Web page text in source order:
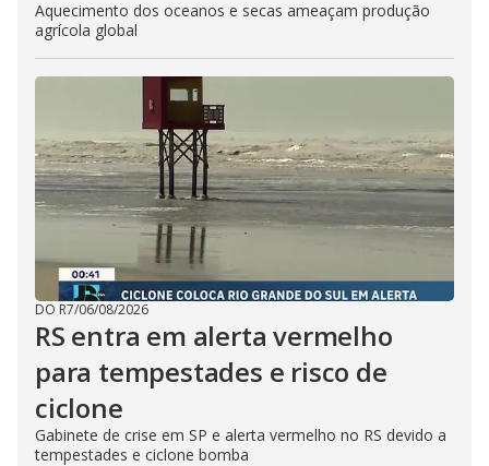
Aquecimento dos oceanos e secas ameaçam produção
agrícola global
DO R7/06/08/2026
RS entra em alerta vermelho
para tempestades e risco de
ciclone
Gabinete de crise em SP e alerta vermelho no RS devido a
tempestades e ciclone bomba